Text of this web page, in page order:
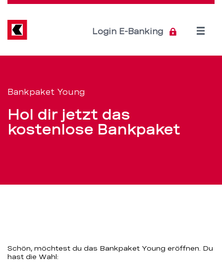
Young
eröffnen
–
Direkt
Inhalt
Login E-Banking
Open
Bankpaket Young
Hol dir jetzt das
kostenlose Bankpaket
Schön, möchtest du das Bankpaket Young eröffnen. Du
hast die Wahl: